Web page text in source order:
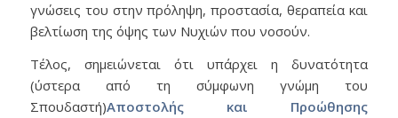
γνώσεις του στην πρόληψη, προστασία, θεραπεία και
βελτίωση της όψης των Νυχιών που νοσούν.
Τέλος, σημειώνεται ότι υπάρχει η δυνατότητα
(ύστερα από τη σύμφωνη γνώμη του
Σπουδαστή)Αποστολής και Προώθησης